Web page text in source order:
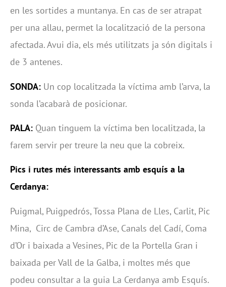
en les sortides a muntanya. En cas de ser atrapat
per una allau, permet la localització de la persona
afectada. Avui dia, els més utilitzats ja són digitals i
de 3 antenes.
SONDA: Un cop localitzada la víctima amb l’arva, la
sonda l’acabarà de posicionar.
PALA: Quan tinguem la víctima ben localitzada, la
farem servir per treure la neu que la cobreix.
Pics i rutes més interessants amb esquís a la
Cerdanya:
Puigmal, Puigpedrós, Tossa Plana de Lles, Carlit, Pic
Mina, Circ de Cambra d’Ase, Canals del Cadí, Coma
d’Or i baixada a Vesines, Pic de la Portella Gran i
baixada per Vall de la Galba, i moltes més que
podeu consultar a la guia La Cerdanya amb Esquís.